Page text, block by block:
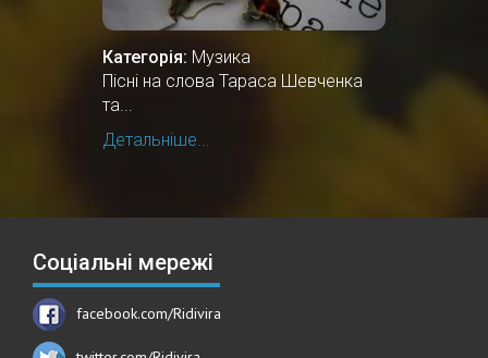
Категорія: Музика
Пісні на слова Тараса Шевченка
та...
Детальніше...
Соціальні мережі
facebook.com/Ridivira